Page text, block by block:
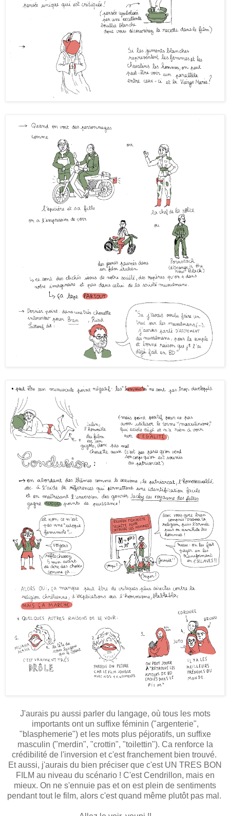
J'aurais pu aussi parler du langage, où tous les mots
importants ont un suffixe féminin ("argenterie",
"blasphemerie") et les mots plus péjoratifs, un suffixe
masculin ("merdin", "crottin", "toilettin"). Ca renforce la
crédibilité de l'inversion et c'est franchement bien trouvé.
Et aussi, j'aurais du bien préciser que c'est UN TRES BON
FILM au niveau du scénario ! C'est Cendrillon, mais en
mieux. On ne s'ennuie pas et on est plein de sentiments
pendant tout le film, alors c'est quand même plutôt pas mal.